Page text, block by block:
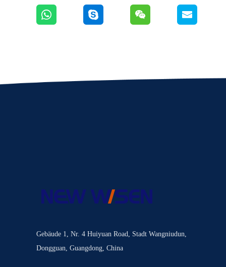
Gebäude 1, Nr. 4 Huiyuan Road, Stadt Wangniudun,
Dongguan, Guangdong, China